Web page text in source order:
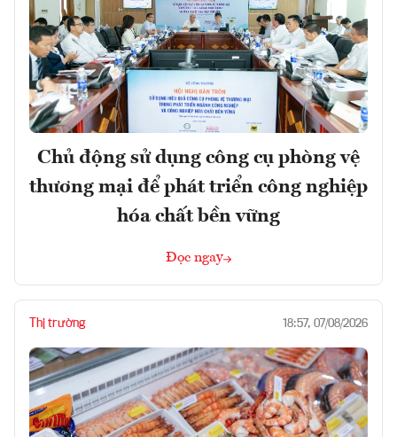
Chủ động sử dụng công cụ phòng vệ
thương mại để phát triển công nghiệp
hóa chất bền vững
Đọc ngay
Thị trường 18:57, 07/08/2026